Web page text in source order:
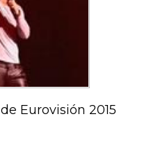
Eurovisión 2015